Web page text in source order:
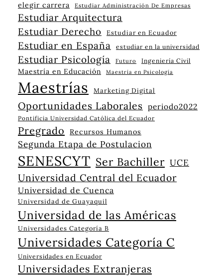
elegir carrera Estudiar Administración De Empresas
Estudiar Arquitectura
Estudiar Derecho
Estudiar en Ecuador
Estudiar en España estudiar en la universidad
Estudiar Psicología Futuro Ingeniería Civil
Maestría en Educación Maestría en Psicología
Maestrías Marketing Digital
Oportunidades Laborales periodo2022
Pontificia Universidad Católica del Ecuador
Pregrado Recursos Humanos
Segunda Etapa de Postulacion
SENESCYT Ser Bachiller UCE
Universidad Central del Ecuador
Universidad de Cuenca
Universidad de Guayaquil
Universidad de las Américas
Universidades Categoría B
Universidades Categoría C
Universidades en Ecuador
Universidades Extranjeras